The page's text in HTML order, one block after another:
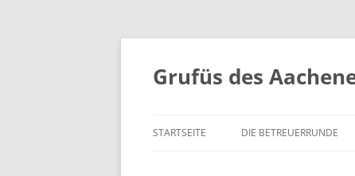
Grufüs des
STARTSEITE DIE BETREUERRUNDE